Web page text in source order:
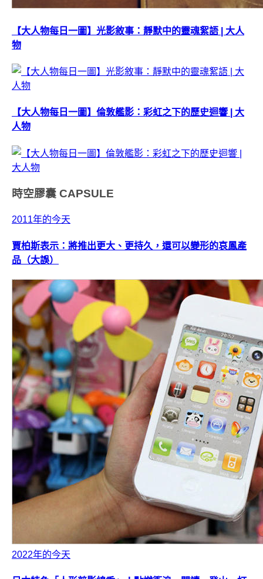
【大人物每日一圖】光影敘事：靜默中的靈魂絮語 | 大人
物
【大人物每日一圖】倫敦艦影：彩虹之下的歷史迴響 | 大
人物
時空膠囊 CAPSULE
2011年的今天
賈柏斯表示：將推出更大、更持久，還可以變形的哀鳳產
品（大誤）
2022年的今天